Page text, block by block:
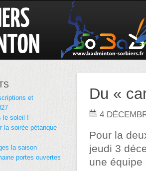
Du «
4
Pour la
jeudi 3
une
et
le soleil !
la soirée pétanque
la saison
portes ouvertes